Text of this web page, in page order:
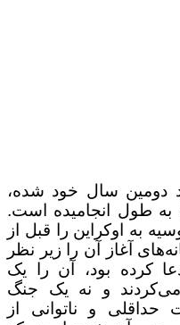
دومین سال خود شده،
به طول انجامیده است.
به اوکراین را قبل از
آغاز آن را زیر نظر
کرده بود، آن را یک
می‌کردند و نه یک جنگ
حداقلی و ناتوانی از